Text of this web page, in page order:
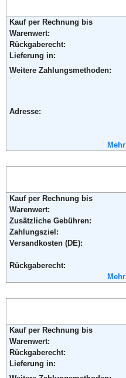
Weiterführende Informationen:
Kauf per Rechnung bis
Warenwert:
Rückgaberecht:
Lieferung in:
Weitere Zahlungsmethoden:
Adresse:
Email:
Weiterführende Informationen:
Kauf per Rechnung bis
Warenwert:
Zusätzliche Gebühren:
Zahlungsziel:
Versandkosten (DE):
Rückgaberecht:
Weitere Zahlungsmethoden:
Adresse:
Kauf per Rechnung bis
Warenwert:
Rückgaberecht:
Lieferung in: